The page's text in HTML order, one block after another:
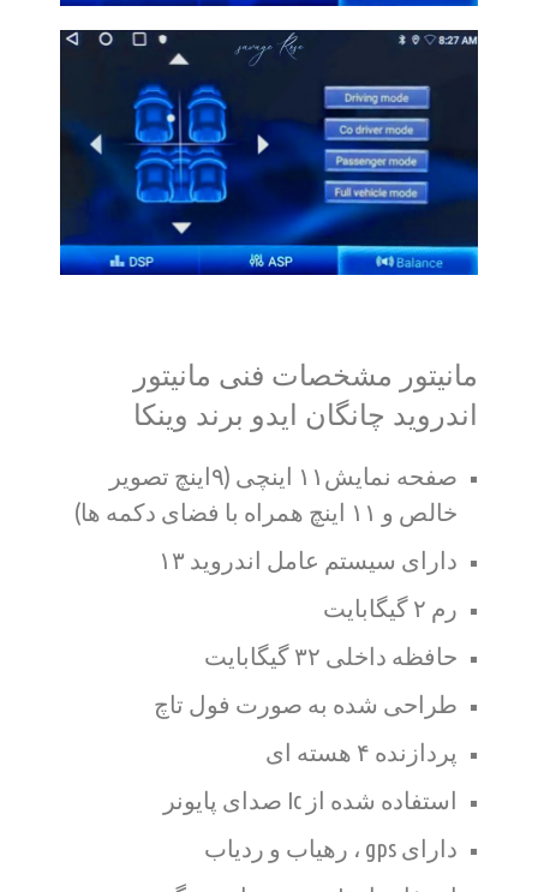
مانیتور مشخصات فنی مانیتور
اندروید چانگان ایدو برند وینکا
صفحه نمایش۱۱ اینچی (۹اینچ تصویر
خالص و ۱۱ اینچ همراه با فضای دکمه ها)
دارای سیستم عامل اندروید ۱۳
رم ۲ گیگابایت
حافظه داخلی ۳۲ گیگابایت
طراحی شده به صورت فول تاچ
پردازنده ۴ هسته ای
استفاده شده از Ic صدای پایونر
دارای gps ، رهیاب و ردیاب